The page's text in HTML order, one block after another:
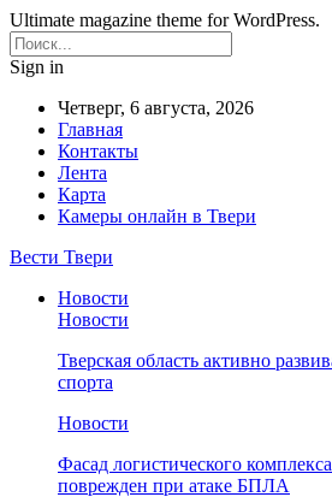
Ultimate magazine theme for WordPress.
Sign in
Четверг, 6 августа, 2026
Главная
Контакты
Лента
Карта
Камеры онлайн в Твери
Вести Твери
Новости
Новости
Тверская область активно
спорта
Новости
Фасад логистического
поврежден при атаке БПЛА